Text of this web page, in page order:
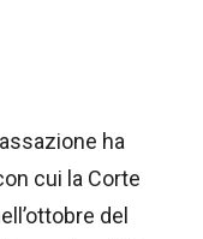
ha
cui la Corte
del